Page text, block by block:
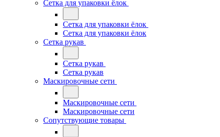
Сетка для упаковки ёлок
Сетка для упаковки ёлок
Сетка для упаковки ёлок
Сетка рукав
Сетка рукав
Сетка рукав
Маскировочные сети
Маскировочные сети
Маскировочные сети
Сопутствующие товары